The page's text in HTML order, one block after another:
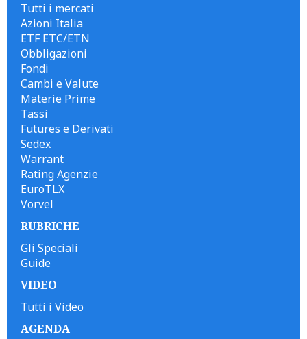
Tutti i mercati
Azioni Italia
ETF ETC/ETN
Obbligazioni
Fondi
Cambi e Valute
Materie Prime
Tassi
Futures e Derivati
Sedex
Warrant
Rating Agenzie
EuroTLX
Vorvel
RUBRICHE
Gli Speciali
Guide
VIDEO
Tutti i Video
AGENDA